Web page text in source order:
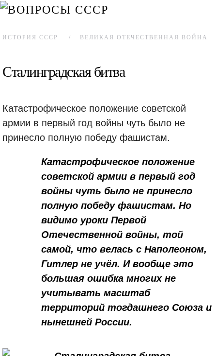
ИСТОРИЯ СССР ВЕЛИКАЯ ОТЕЧЕСТВЕННАЯ ВОЙНА
Сталинградская битва
Катастрофическое положение советской
армии в первый год войны чуть было не
принесло полную победу фашистам.
Катастрофическое положение
советской армии в первый год
войны чуть было не принесло
полную победу фашистам. Но
видимо уроки Первой
Отечественной войны, той
самой, что велась с Наполеоном,
Гитлер не учёл. И вообще это
большая ошибка многих не
учитывать масштаб
территорий тогдашнего Союза и
нынешней России.